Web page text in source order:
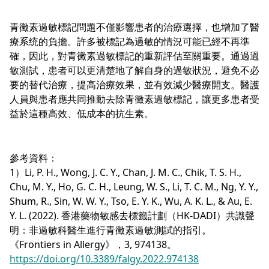
青黴素過敏標記問題不僅影響患者的治療選擇，也增加了醫
療系统的負擔。許多被標記為過敏的情況可能已經不再準
確，因此，對青黴素過敏標記的重新評估至關重要。通過過
敏測試，患者可以更清楚地了解自身的過敏狀況，避免不必
要的替代治療，提高治療效果，並有效減少醫療開支。醫護
人員與患者應共同推動去除青黴素過敏標記，讓更多患者受
益於這種高效、低成本的抗生素。
參考資料：
1）Li, P. H., Wong, J. C. Y., Chan, J. M. C., Chik, T. S. H.,
Chu, M. Y., Ho, G. C. H., Leung, W. S., Li, T. C. M., Ng, Y. Y.,
Shum, R., Sin, W. W. Y., Tso, E. Y. K., Wu, A. K. L., & Au, E.
Y. L. (2022). 香港藥物敏感去標籤計劃（HK-DADI）共識聲
明：非過敏科醫生進行青黴素過敏測試的指引。
《Frontiers in Allergy》，3, 974138。
https://doi.org/10.3389/falgy.2022.974138